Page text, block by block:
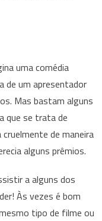
uma comédia
de um apresentador
Mas bastam alguns
que se trata de
de maneira
alguns prêmios.
a alguns dos
Às vezes é bom
tipo de filme ou